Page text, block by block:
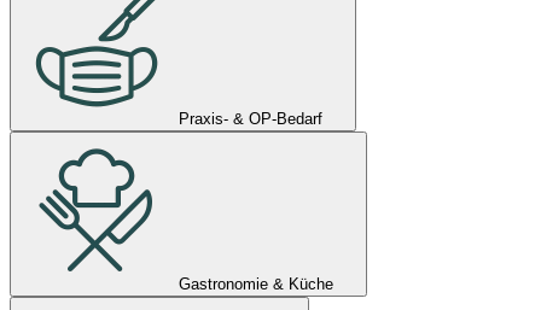
Praxis- & OP-Bedarf
Gastronomie & Küche